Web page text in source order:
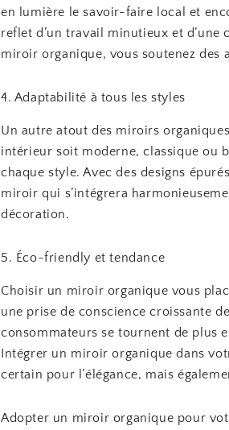
en lumière le savoir-faire local et
reflet d’un travail minutieux et d’une
miroir organique, vous soutenez des
4. Adaptabilité à tous les styles
Un autre atout des miroirs
intérieur soit moderne, classique ou
chaque style. Avec des designs
miroir qui s’intégrera
décoration.
5. Éco-friendly et tendance
Choisir un miroir organique vous
une prise de conscience croissante
consommateurs se tournent de plus
Intégrer un miroir organique dans
certain pour l’élégance, mais
Adopter un miroir organique pour